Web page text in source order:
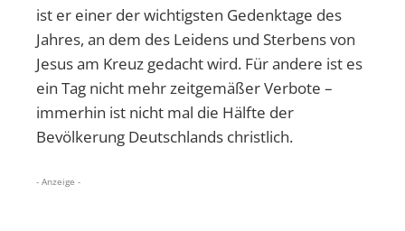
ist er einer der wichtigsten Gedenktage des
Jahres, an dem des Leidens und Sterbens von
Jesus am Kreuz gedacht wird. Für andere ist es
ein Tag nicht mehr zeitgemäßer Verbote –
immerhin ist nicht mal die Hälfte der
Bevölkerung Deutschlands christlich.
- Anzeige -